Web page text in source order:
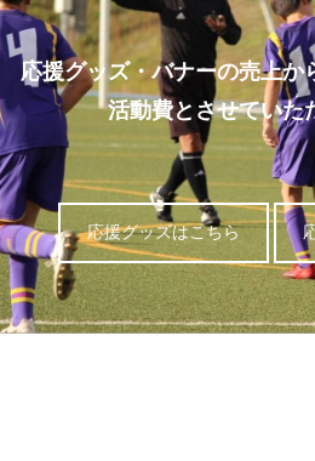
応援グッズ・バナーの売上か
活動費とさせていた
応援グッズはこちら